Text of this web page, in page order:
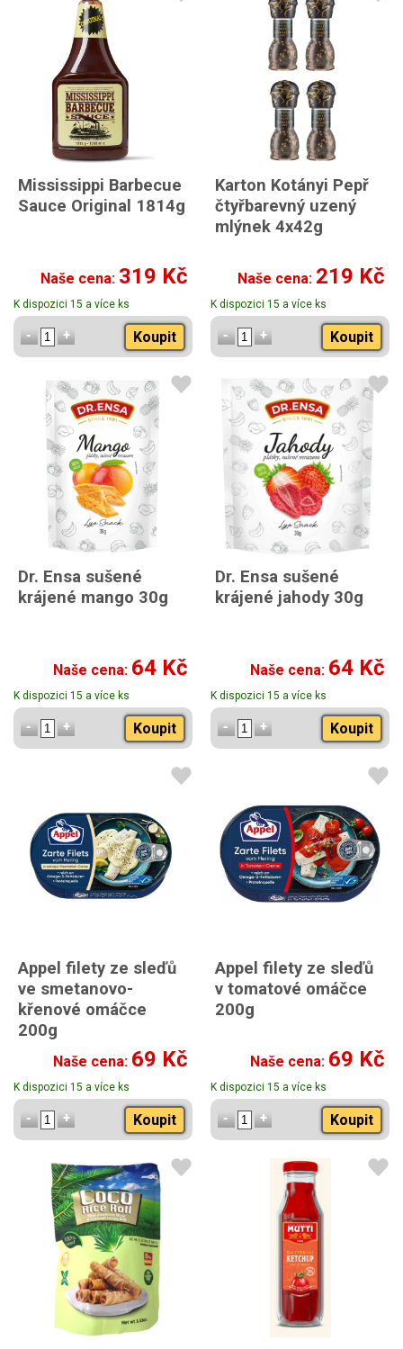
Mississippi Barbecue
Sauce Original 1814g
Naše cena: 319 Kč
K dispozici 15 a více ks
Koupit
Karton Kotányi Pepř
čtyřbarevný uzený
mlýnek 4x42g
Naše cena: 219 Kč
K dispozici 15 a více ks
Koupit
Dr. Ensa sušené
krájené mango 30g
Naše cena: 64 Kč
K dispozici 15 a více ks
Koupit
Dr. Ensa sušené
krájené jahody 30g
Naše cena: 64 Kč
K dispozici 15 a více ks
Koupit
Appel filety ze sleďů
ve smetanovo-
křenové omáčce
200g
Naše cena: 69 Kč
K dispozici 15 a více ks
Koupit
Appel filety ze sleďů
v tomatové omáčce
200g
Naše cena: 69 Kč
K dispozici 15 a více ks
Koupit